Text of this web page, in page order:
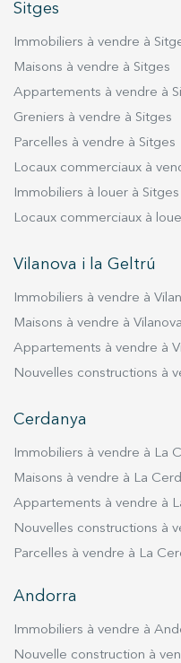
Sitges
Immobiliers à vendre à
Maisons à vendre à Sitges
Appartements à vendre à
Greniers à vendre à Sitges
Parcelles à vendre à Sitges
Locaux commerciaux à
Immobiliers à louer à Sitges
Locaux commerciaux à
Vilanova i la Geltrú
Immobiliers à vendre à
Maisons à vendre à
Appartements à vendre à
Nouvelles constructions à
Cerdanya
Immobiliers à vendre à La
Maisons à vendre à La
Appartements à vendre à
Nouvelles constructions à
Parcelles à vendre à La
Andorra
Immobiliers à vendre à
Nouvelle construction à